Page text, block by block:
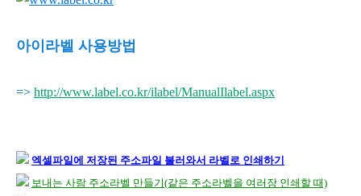
아이라벨 사용방법
=> http://www.label.co.kr/ilabel/ManualIlabel.aspx
엑셀파일에 저장된 주소파일 불러와서 라벨로 인쇄하기
보내는 사람 주소라벨 만들기(같은 주소라벨을 여러장 인쇄할 때)